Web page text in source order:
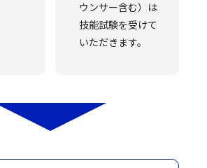
ウンサー含む）は
技能試験を受けて
いただきます。